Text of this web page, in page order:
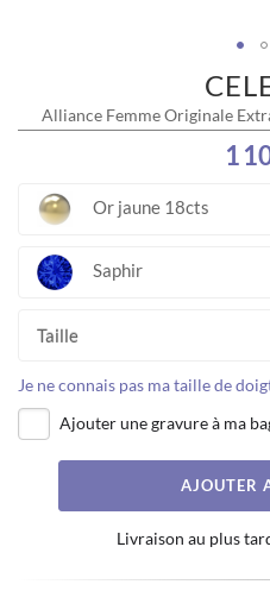
Alliance Femme Originale
1
Or jaune 18cts
Saphir
Taille
Je ne connais pas ma taille de
Ajouter une gravure à ma
AJOUTER
Livraison au plus
images
gallery